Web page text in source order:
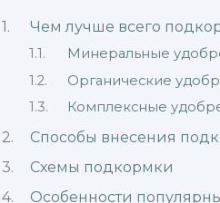
Чем лучше всего
Минеральные
Органические
Комплексные
Способы внесения
Схемы подкормки
Особенности